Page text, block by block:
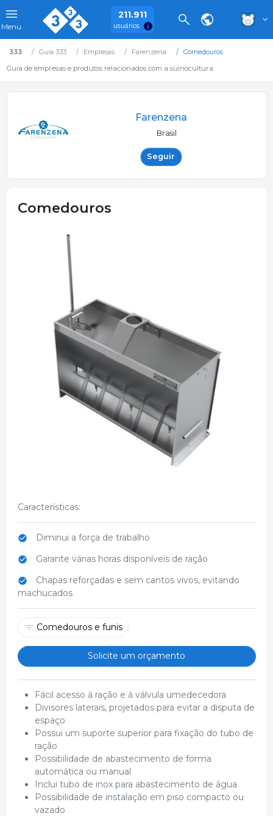
Menu
211.911
usuários
333 Guia 333 Empresas Farenzena
Comedouros
Guia de empresas e produtos relacionados com a suinocultura
Farenzena
Brasil
Seguir
Comedouros
Características:
Diminui a força de trabalho
Garante várias horas disponíveis de ração
Chapas reforçadas e sem cantos vivos, evitando
machucados
Comedouros e funis
Solicite um orçamento
Fácil acesso à ração e à válvula umedecedora
Divisores laterais, projetados para evitar a disputa de
espaço
Possui um suporte superior para fixação do tubo de
ração
Possibilidade de abastecimento de forma
automática ou manual
Inclui tubo de inox para abastecimento de água
Possibilidade de instalação em piso compacto ou
vazado